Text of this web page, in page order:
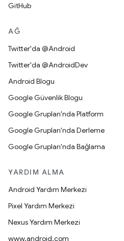
GitHub
AĞ
Twitter'da @Android
Twitter'da @AndroidDev
Android Blogu
Google Güvenlik Blogu
Google Grupları'nda Platform
Google Grupları'nda Derleme
Google Grupları'nda Bağlama
YARDIM ALMA
Android Yardım Merkezi
Pixel Yardım Merkezi
Nexus Yardım Merkezi
www.android.com